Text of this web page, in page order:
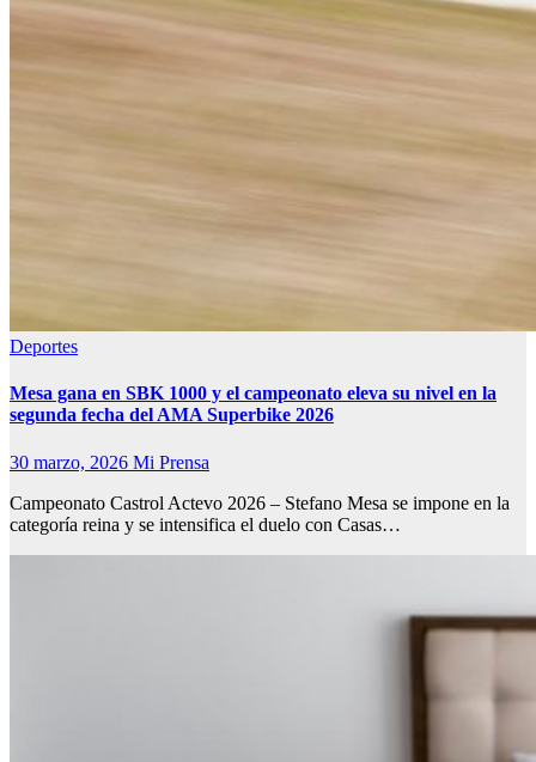
Deportes
Mesa gana en SBK 1000 y el campeonato eleva su nivel en la
segunda fecha del AMA Superbike 2026
30 marzo, 2026 Mi Prensa
Campeonato Castrol Actevo 2026 – Stefano Mesa se impone en la
categoría reina y se intensifica el duelo con Casas…